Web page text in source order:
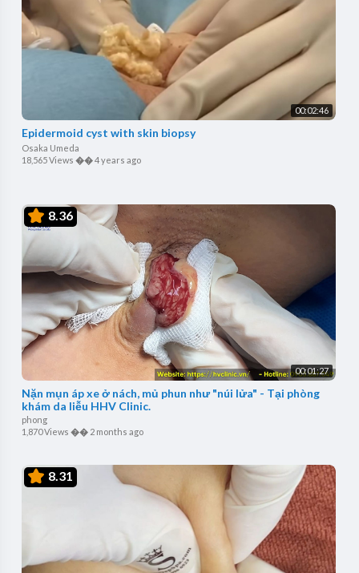
00:02:46
Epidermoid cyst with skin biopsy
Osaka Umeda
18,565 Views ��4 years ago
8.36
00:01:27
Nặn mụn áp xe ở nách, mủ phun như "núi lửa" - Tại phòng
khám da liễu HHV Clinic.
phong
1,870 Views �� 2 months ago
8.31